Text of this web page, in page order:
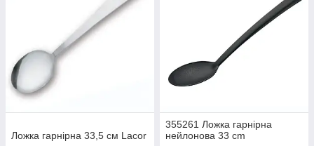
Ложка гарнірна 33,5 см Lacor
355261 Ложка гарнірна
нейлонова 33 cm